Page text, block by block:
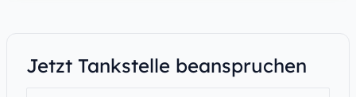
Jetzt Tankstelle beanspruchen